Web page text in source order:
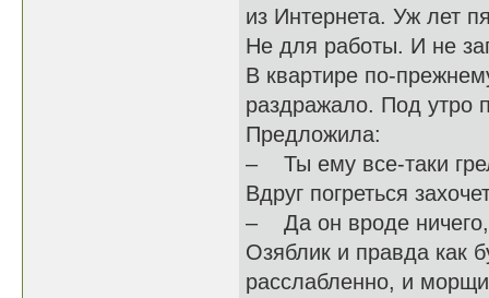
из Интернета. Уж лет
Не для работы. И не
В квартире по-
раздражало. Под утро
Предложила:
– Ты ему все-таки
Вдруг погреться
– Да он вроде
Озяблик и правда как
расслабленно, и